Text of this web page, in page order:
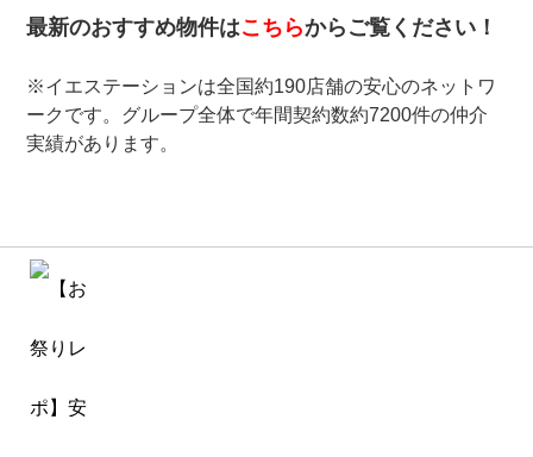
最新のおすすめ物件はこちらからご覧ください！
※イエステーションは全国約190店舗の安心のネットワ
ークです。グループ全体で年間契約数約7200件の仲介
実績があります。